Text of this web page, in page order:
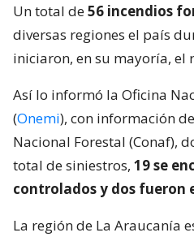
Un total de56 incendios
diversas regiones el país
iniciaron, en su mayoría, el
Así lo informó la Oficina
(Onemi), con información
Nacional Forestal (Conaf),
total de siniestros, 19 se
controlados y dos fueron
La región de La Araucanía